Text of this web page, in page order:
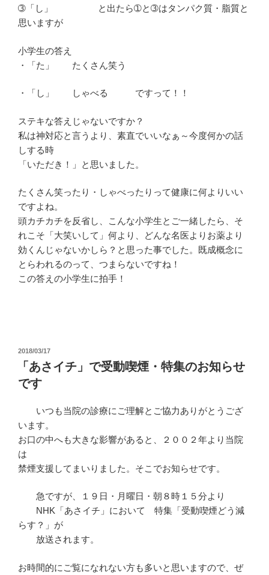
➂「し」 と出たら➀と➂はタンパク質・脂質と
思いますが
小学生の答え
・「た」 たくさん笑う
・「し」 しゃべる ですって！！
ステキな答えじゃないですか？
私は神対応と言うより、素直でいいなぁ～今度何かの話
しする時
「いただき！」と思いました。
たくさん笑ったり・しゃべったりって健康に何よりいい
ですよね。
頭カチカチを反省し、こんな小学生とご一緒したら、そ
れこそ「大笑いして」何より、どんな名医よりお薬より
効くんじゃないかしら？と思った事でした。既成概念に
とらわれるのって、つまらないですね！
この答えの小学生に拍手！
投
2018/03/17
「あさイチ」で受動喫煙・特集のお知らせ
です
いつも当院の診療にご理解とご協力ありがとうござ
います。
お口の中へも大きな影響があると、２００２年より当院
は
禁煙支援してまいりました。そこでお知らせです。
急ですが、１９日・月曜日・朝８時１５分より
NHK「あさイチ」において 特集「受動喫煙どう減
らす？」が
放送されます。
お時間的にご覧になれない方も多いと思いますので、ぜ